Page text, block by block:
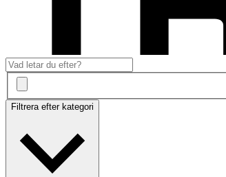
Filtrera efter kategori